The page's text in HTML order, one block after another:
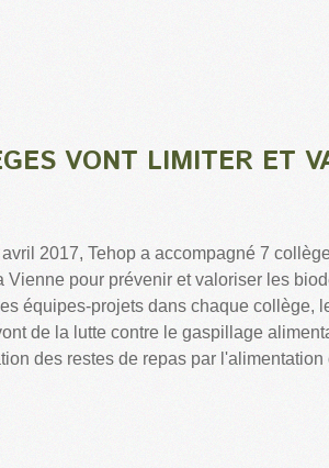
VONT LIMITER ET
2017, Tehop a accompagné 7
Vienne pour prévenir et valoriser les
équipes-projets dans chaque collège,
de la lutte contre le gaspillage
des restes de repas par